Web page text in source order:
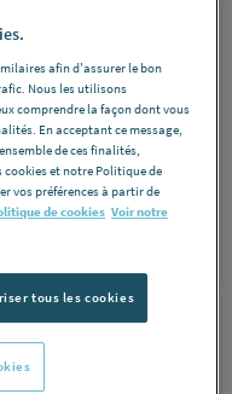
PETG
PETG
afin d'assurer le bon
Nous les utilisons
comprendre la façon dont vous
En acceptant ce message,
de ces finalités,
et notre Politique de
vos préférences à partir de
de cookies Voir notre
tous les cookies